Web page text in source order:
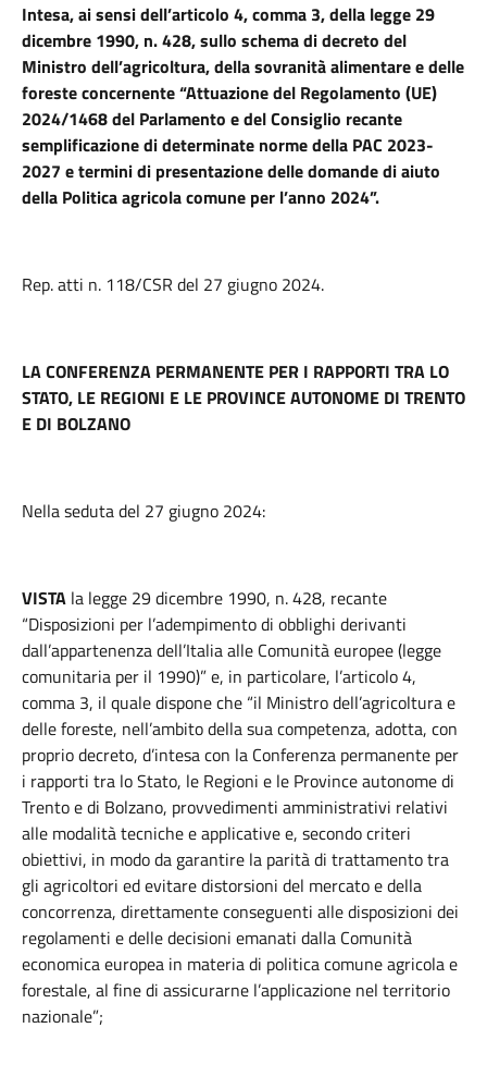
Intesa, ai sensi dell’articolo 4, comma 3, della legge 29
dicembre 1990, n. 428, sullo schema di decreto del
Ministro dell’agricoltura, della sovranità alimentare e delle
foreste concernente “Attuazione del Regolamento (UE)
2024/1468 del Parlamento e del Consiglio recante
semplificazione di determinate norme della PAC 2023-
2027 e termini di presentazione delle domande di aiuto
della Politica agricola comune per l’anno 2024”.
Rep. atti n. 118/CSR del 27 giugno 2024.
LA CONFERENZA PERMANENTE PER I RAPPORTI TRA LO
STATO, LE REGIONI E LE PROVINCE AUTONOME DI TRENTO
E DI BOLZANO
Nella seduta del 27 giugno 2024:
VISTA la legge 29 dicembre 1990, n. 428, recante
“Disposizioni per l’adempimento di obblighi derivanti
dall’appartenenza dell’Italia alle Comunità europee (legge
comunitaria per il 1990)” e, in particolare, l’articolo 4,
comma 3, il quale dispone che “il Ministro dell’agricoltura e
delle foreste, nell’ambito della sua competenza, adotta, con
proprio decreto, d’intesa con la Conferenza permanente per
i rapporti tra lo Stato, le Regioni e le Province autonome di
Trento e di Bolzano, provvedimenti amministrativi relativi
alle modalità tecniche e applicative e, secondo criteri
obiettivi, in modo da garantire la parità di trattamento tra
gli agricoltori ed evitare distorsioni del mercato e della
concorrenza, direttamente conseguenti alle disposizioni dei
regolamenti e delle decisioni emanati dalla Comunità
economica europea in materia di politica comune agricola e
forestale, al fine di assicurarne l’applicazione nel territorio
nazionale”;